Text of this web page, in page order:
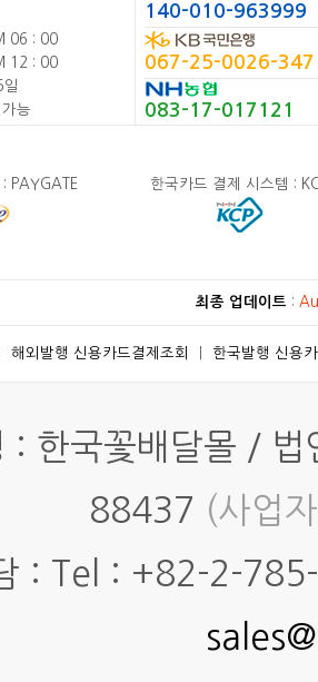
06 : 00
12 : 00
능
140-010-963999
067-25-0026-347
083-17-017121
PAYGATE 한국카드 결제 시스템 :
최종 업데이트 :
해외발행 신용카드결제조회 한국발행 신용
: 한국꽃배달몰 /
88437 (사업
: Tel : +82-2-